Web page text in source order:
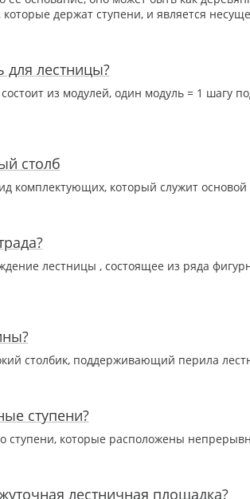
держат ступени, и является
для лестницы?
из модулей, один модуль = 1 шагу
столб
комплектующих, который служит
лестницы , состоящее из ряда
столбик, поддерживающий перила
ступени?
ступени, которые расположены
лестничная площадка?